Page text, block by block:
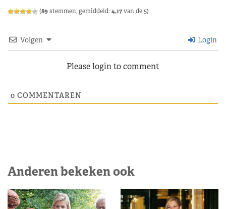
(89stemmen, gemiddeld: 4,17van de 5)
Volgen Login
Please login to comment
0 COMMENTAREN
Anderen bekeken ook